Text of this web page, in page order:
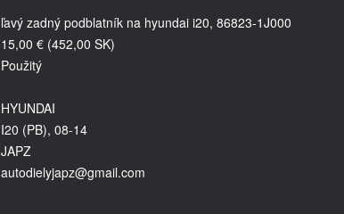
ľavý zadný podblatník na hyundai i20, 86823-1J000
15,00 € (452,00 SK)
Použitý
HYUNDAI
I20 (PB), 08-14
JAPZ
autodielyjapz@gmail.com